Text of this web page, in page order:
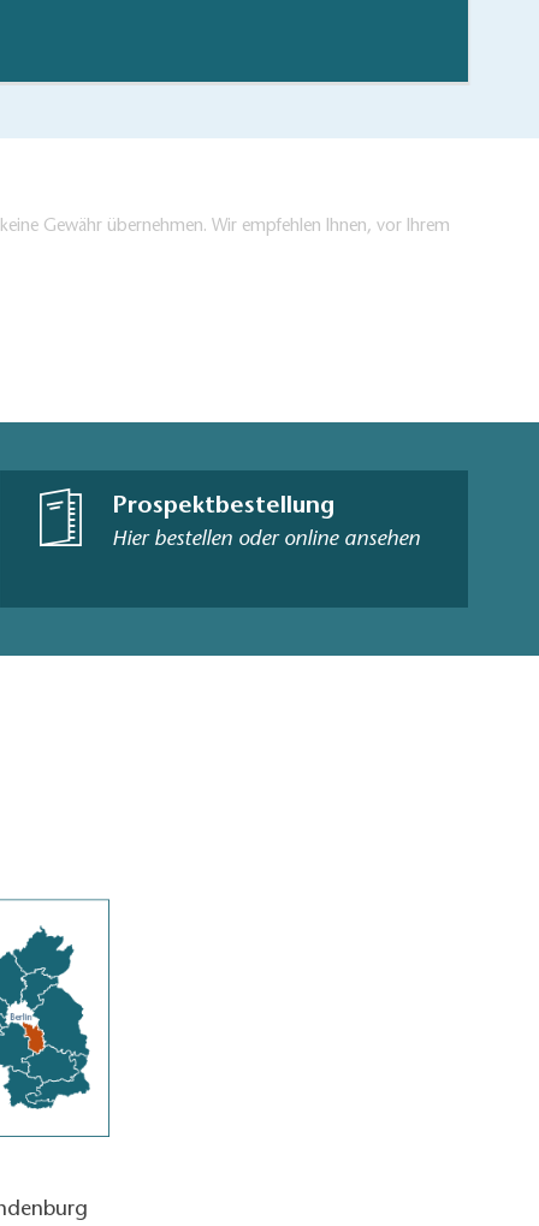
Gewähr übernehmen. Wir empfehlen Ihnen, vor Ihrem
Prospektbestellung
Hier bestellen oder online ansehen